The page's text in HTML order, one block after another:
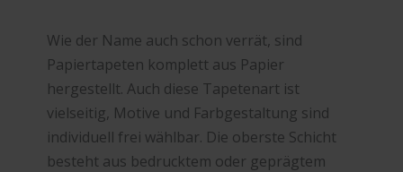
Wie der Name auch schon verrät, sind
Papiertapeten komplett aus Papier
hergestellt. Auch diese Tapetenart ist
vielseitig, Motive und Farbgestaltung sind
individuell frei wählbar. Die oberste Schicht
besteht aus bedrucktem oder geprägtem